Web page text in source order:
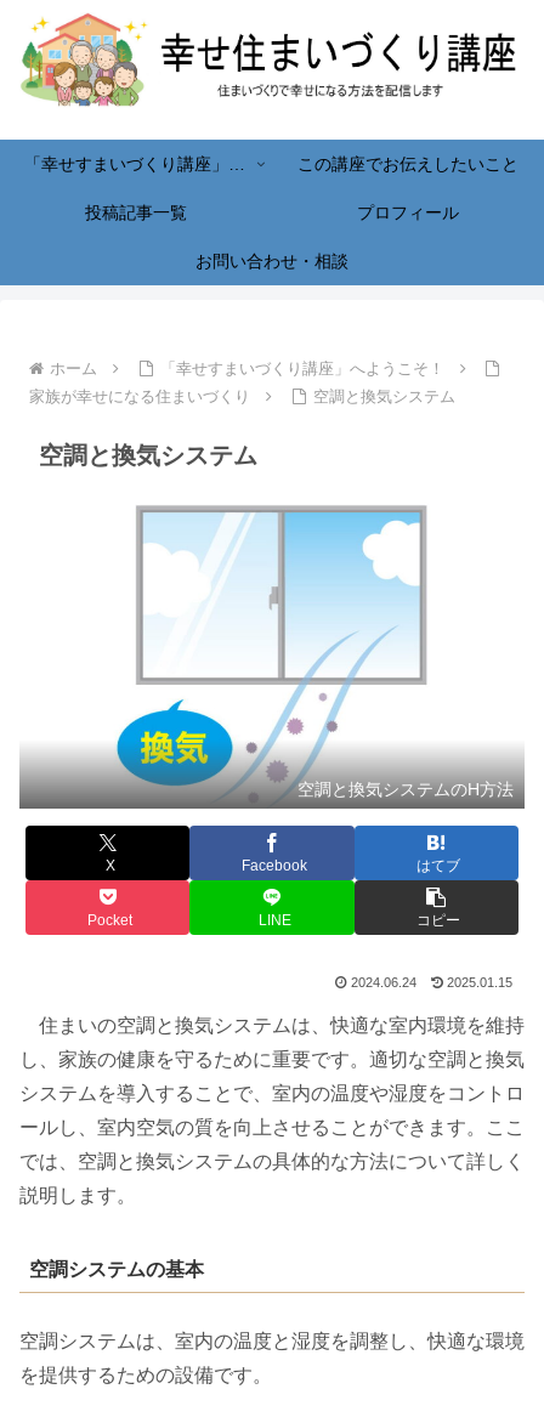
この講座でお伝えしたいこと
投稿記事一覧 プロフィール
お問い合わせ・相談
ホーム
「幸せすまいづくり講座」へようこそ！
家族が幸せになる住まいづくり
空調と換気システム
空調と換気システム
空調と換気システムのH方法
X Facebook はてブ
Pocket LINE コピー
2024.06.24 2025.01.15
住まいの空調と換気システムは、快適な室内環境を維持
し、家族の健康を守るために重要です。適切な空調と換気
システムを導入することで、室内の温度や湿度をコントロ
ールし、室内空気の質を向上させることができます。ここ
では、空調と換気システムの具体的な方法について詳しく
説明します。
空調システムの基本
空調システムは、室内の温度と湿度を調整し、快適な環境
を提供するための設備です。